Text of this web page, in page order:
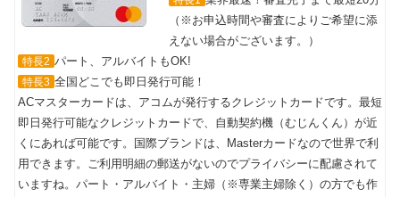
（※お申込時間や審査によりご希望に添
えない場合がございます。）
特長2 パート、アルバイトもOK!
特長3 全国どこでも即日発行可能！
ACマスターカードは、アコムが発行するクレジットカードです。最短
即日発行可能なクレジットカードで、自動契約機（むじんくん）が近
くにあれば可能です。国際ブランドは、Masterカードなので世界で利
用できます。ご利用明細の郵送がないのでプライバシーに配慮されて
いますね。パート・アルバイト・主婦（※専業主婦除く）の方でも作